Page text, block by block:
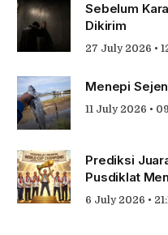
Sebelum
Dikirim
27 July 2026 •
Menepi
11 July 2026 •
Prediksi
Pusdiklat
6 July 2026 •